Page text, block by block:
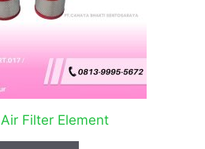
Filter Element